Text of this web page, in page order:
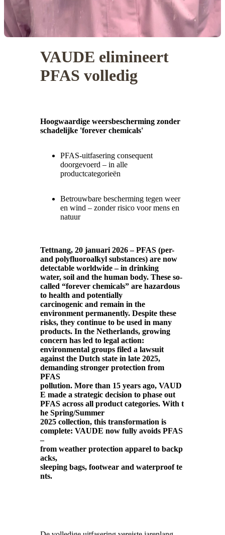
VAUDE elimineert
PFAS volledig
Hoogwaardige weersbescherming zonder
schadelijke 'forever chemicals'
PFAS-uitfasering consequent
doorgevoerd – in alle
productcategorieën
Betrouwbare bescherming tegen weer
en wind – zonder risico voor mens en
natuur
Tettnang, 20 januari 2026 –PFAS (per-
and polyfluoroalkyl substances) are now
detectable worldwide – in drinking
water, soil and the human body. These so-
called “forever chemicals” are hazardous
to health and potentially
carcinogenic and remain in the
environmentpermanently. Despite these
risks, they continue to be used in many
products. In the Netherlands, growing
concern has led to legal action:
environmental groups filed a lawsuit
against the Dutch state in late 2025,
demanding stronger protection from
PFAS
pollution. More than 15 years ago, VAUD
E made a strategic decision to phase out
PFAS across all productcategories. With t
he Spring/Summer
2025 collection, this transformation is
complete: VAUDE now fully avoids PFAS
–
from weather protection apparel to backp
acks,
sleeping bags, footwear and waterproofte
nts.